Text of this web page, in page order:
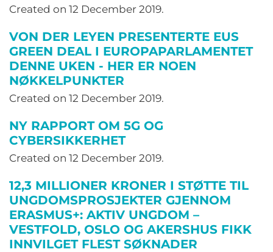
Created on 12 December 2019.
VON DER LEYEN PRESENTERTE EUS
GREEN DEAL I EUROPAPARLAMENTET
DENNE UKEN - HER ER NOEN
NØKKELPUNKTER
Created on 12 December 2019.
NY RAPPORT OM 5G OG
CYBERSIKKERHET
Created on 12 December 2019.
12,3 MILLIONER KRONER I STØTTE TIL
UNGDOMSPROSJEKTER GJENNOM
ERASMUS+: AKTIV UNGDOM –
VESTFOLD, OSLO OG AKERSHUS FIKK
INNVILGET FLEST SØKNADER